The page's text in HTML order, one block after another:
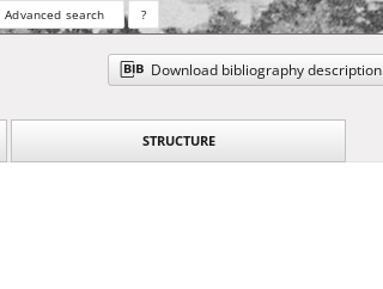
Advanced search ?
Download bibliography description
STRUCTURE